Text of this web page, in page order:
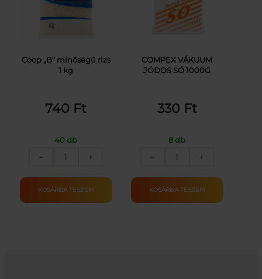
Coop „B” minőségű rizs
1 kg
740 Ft
40 db
–
COOP
RIZS
1KG
+
KOSÁRBA TESZEM
COMPEX VÁKUUM
JÓDOS SÓ 1000G
330 Ft
8 db
–
COMPEX
JÓDOS
SÓ
+
KOSÁRBA TESZEM